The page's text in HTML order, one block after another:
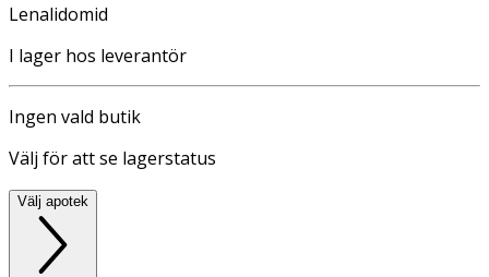
Lenalidomid
I lager hos leverantör
Ingen vald butik
Välj för att se lagerstatus
Välj apotek